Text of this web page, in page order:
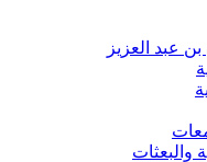
عبد العزيز
والبعثات